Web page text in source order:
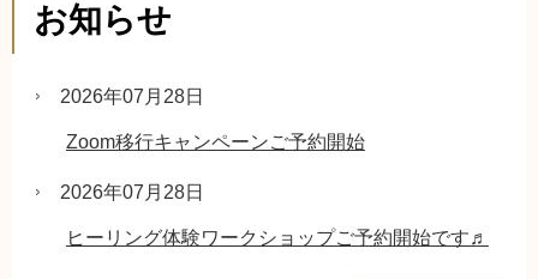
お知らせ
2026年07月28日
Zoom移行キャンペーンご予約開始
2026年07月28日
ヒーリング体験ワークショップご予約開始です♬